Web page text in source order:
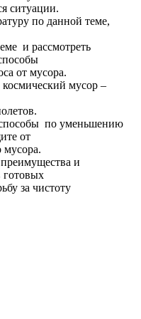
ситуации.
по данной теме,
и рассмотреть
от мусора.
космический мусор –
по уменьшению
от
и
готовых
за чистоту